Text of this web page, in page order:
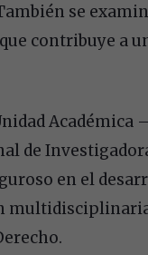
se
contribuye a
Académica
de
en el